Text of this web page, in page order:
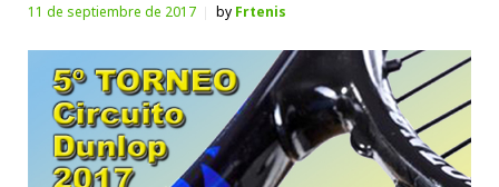
11 de septiembre de 2017 by Frtenis